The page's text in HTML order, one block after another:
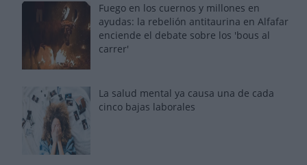
Fuego en los cuernos y millones en
ayudas: la rebelión antitaurina en Alfafar
enciende el debate sobre los 'bous al
carrer'
La salud mental ya causa una de cada
cinco bajas laborales